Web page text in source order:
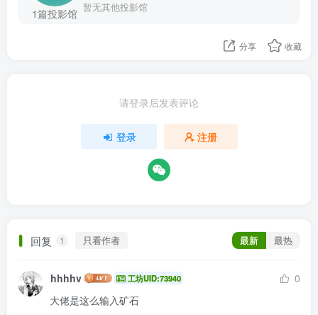
1篇投影馆 暂无其他投影馆
分享 收藏
请登录后发表评论
登录 注册
回复 1 只看作者 最新 最热
hhhhv 工坊UID:73940
0
大佬是这么输入矿石